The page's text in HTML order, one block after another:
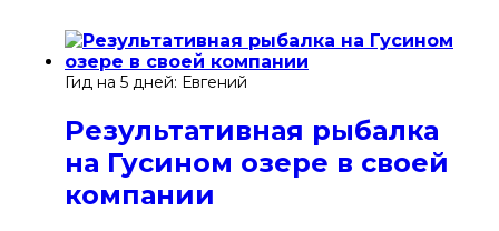
Гид на 5 дней: Евгений
Результативная рыбалка
на Гусином озере в своей
компании